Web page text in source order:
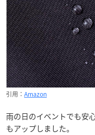
引用： Amazon
雨の日のイベントでも安
もアップしました。